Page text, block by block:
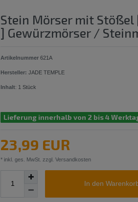
Stein Mörser mit Stößel
] Gewürzmörser /
Artikelnummer621A
Hersteller: JADE TEMPLE
Inhalt: 1 Stück
Lieferung innerhalb von 2 bis 4
23,99 EUR
* inkl. ges. MwSt. zzgl. Versandkosten
In den